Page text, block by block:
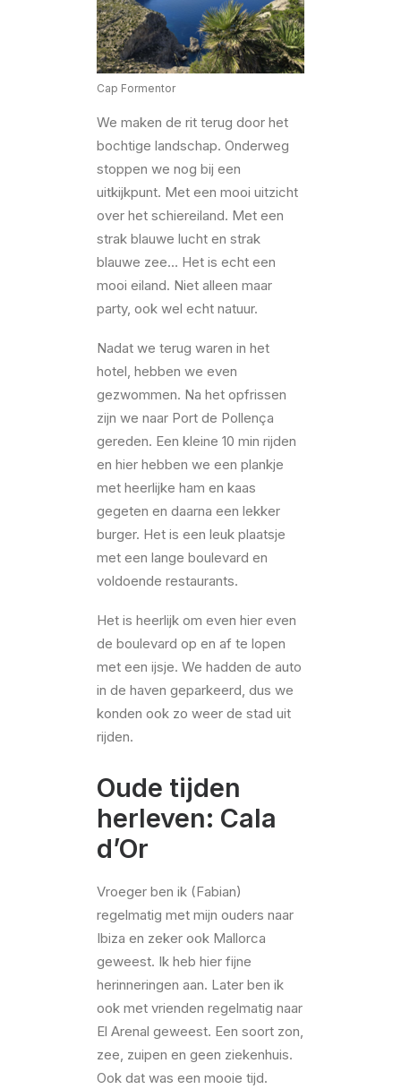
Cap Formentor
We maken de rit terug door het
bochtige landschap. Onderweg
stoppen we nog bij een
uitkijkpunt. Met een mooi uitzicht
over het schiereiland. Met een
strak blauwe lucht en strak
blauwe zee… Het is echt een
mooi eiland. Niet alleen maar
party, ook wel echt natuur.
Nadat we terug waren in het
hotel, hebben we even
gezwommen. Na het opfrissen
zijn we naar Port de Pollença
gereden. Een kleine 10 min rijden
en hier hebben we een plankje
met heerlijke ham en kaas
gegeten en daarna een lekker
burger. Het is een leuk plaatsje
met een lange boulevard en
voldoende restaurants.
Het is heerlijk om even hier even
de boulevard op en af te lopen
met een ijsje. We hadden de auto
in de haven geparkeerd, dus we
konden ook zo weer de stad uit
rijden.
Oude tijden
herleven: Cala
d’Or
Vroeger ben ik (Fabian)
regelmatig met mijn ouders naar
Ibiza en zeker ook Mallorca
geweest. Ik heb hier fijne
herinneringen aan. Later ben ik
ook met vrienden regelmatig naar
El Arenal geweest. Een soort zon,
zee, zuipen en geen ziekenhuis.
Ook dat was een mooie tijd.